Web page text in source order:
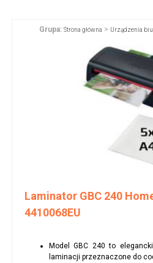
Grupa: Strona główna > Urządzenia
Laminator GBC 240
4410068EU
Model GBC 240 to
laminacji przeznaczone do